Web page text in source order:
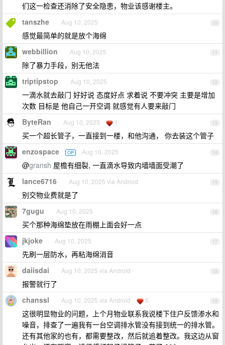
们这一检查还消除了安全隐患，物业该感谢楼主。
10
tanszhe Aug 10, 2025
感觉最简单的就是放个海绵
11
webbillion Aug 10, 2025
除了暴力手段，别无他法
12
triptipstop Aug 10, 2025
一滴水就去敲门 好好说 态度好点 求着说 不要冲突 主要是增加
次数 目标是 他自己一开空调 就感觉有人要来敲门
13
ByteRan Aug 10, 2025 1
买一个超长管子，一直接到一楼，和他沟通， 你去装这个管子
14
enzospace OP Aug 10, 2025
@gransh 屋檐有细裂, 一直滴水导致内墙墙面受潮了
15
lance6716 Aug 10, 2025 via Android
别交物业费就是了
16
7gugu Aug 10, 2025
买个那种海绵垫放在雨棚上面会好一点
17
jkjoke Aug 10, 2025
先刷一层防水，再粘海绵消音
18
daiisdai Aug 10, 2025 via Android
报警就行了
19
chanssl Aug 10, 2025 via Android 5
这很明显物业的问题，上个月物业联系我说楼下住户反馈渗水和
噪音，排查了一遍我有一台空调排水管没有接到统一的排水管。
还有其他家的也有，都需要整改，然后就追着整改。我这边从窗